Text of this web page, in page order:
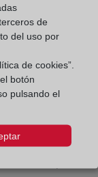
ni de otro
de los
de mayo de
las reglas
contratos e
de los
no cabe
del título por
de
del uso por
de cookies”.
botón
pulsando el